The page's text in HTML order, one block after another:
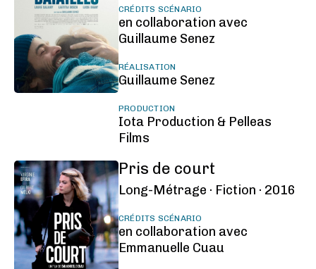
CRÉDITS SCÉNARIO
en collaboration avec
Guillaume Senez
RÉALISATION
Guillaume Senez
PRODUCTION
Iota Production & Pelleas
Films
Pris de court
Long-Métrage · Fiction · 2016
CRÉDITS SCÉNARIO
en collaboration avec
Emmanuelle Cuau